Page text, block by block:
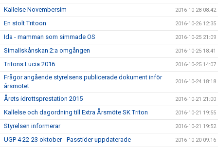
Kallelse Novembersim 2016-10-28 08:42
En stolt Tritoon 2016-10-26 12:35
Ida - mamman som simmade OS 2016-10-25 21:09
Simallskånskan 2:a omgången 2016-10-25 18:41
Tritons Lucia 2016 2016-10-25 14:07
Frågor angående styrelsens publicerade dokument inför
årsmötet
2016-10-24 18:18
Årets idrottsprestation 2015 2016-10-21 21:00
Kallelse och dagordning till Extra Årsmöte SK Triton 2016-10-21 19:55
Styrelsen informerar 2016-10-21 19:52
UGP 4 22-23 oktober - Passtider uppdaterade 2016-10-20 09:16